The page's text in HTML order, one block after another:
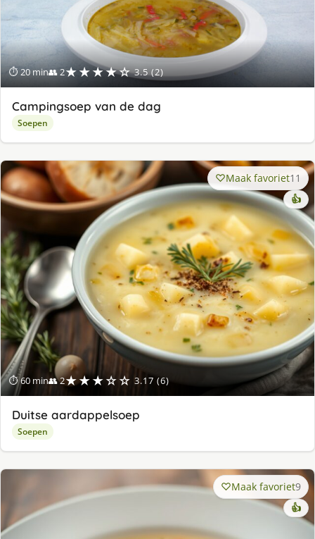
⏱ 20 min👥 2★★★★☆ 3.5 (2)
Campingsoep van de dag
Soepen
⏱ 60 min👥 2★★★☆☆ 3.17 (6)
Maak favoriet11
👍
Duitse aardappelsoep
Soepen
Maak favoriet9
👍